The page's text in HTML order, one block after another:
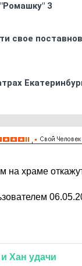
3
свое
на храме
и Хан удачи